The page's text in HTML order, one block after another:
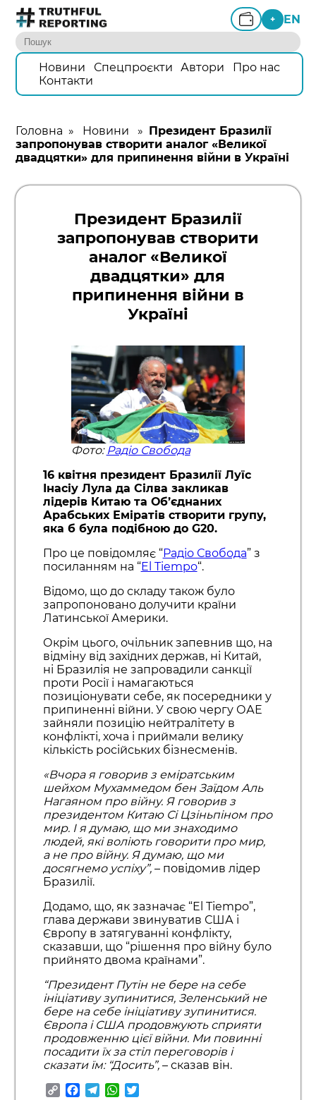
+ EN
Новини Спецпроєкти Автори
Про нас
Контакти
Головна » Новини » Президент Бразилії
запропонував створити аналог «Великої
двадцятки» для припинення війни в Україні
Президент Бразилії
запропонував створити
аналог «Великої
двадцятки» для
припинення війни в
Україні
Фото: Радіо Свобода
16 квітня президент Бразилії Луїс
Інасіу Лула да Сілва закликав
лідерів Китаю та Об’єднаних
Арабських Еміратів створити групу,
яка б була подібною до G20.
Про це повідомляє “Радіо Свобода” з
посиланням на “El Tiempo“.
Відомо, що до складу також було
запропоновано долучити країни
Латинської Америки.
Окрім цього, очільник запевнив що, на
відміну від західних держав, ні Китай,
ні Бразилія не запровадили санкції
проти Росії і намагаються
позиціонувати себе, як посередники у
припиненні війни. У свою чергу ОАЕ
зайняли позицію нейтралітету в
конфлікті, хоча і приймали велику
кількість російських бізнесменів.
«Вчора я говорив з еміратським
шейхом Мухаммедом бен Заїдом Аль
Нагаяном про війну. Я говорив з
президентом Китаю Сі Цзіньпіном про
мир. І я думаю, що ми знаходимо
людей, які воліють говорити про мир,
а не про війну. Я думаю, що ми
досягнемо успіху”, – повідомив лідер
Бразилії.
Додамо, що, як зазначає “El Tiempo”,
глава держави звинуватив США і
Європу в затягуванні конфлікту,
сказавши, що “рішення про війну було
прийнято двома країнами”.
“Президент Путін не бере на себе
ініціативу зупинитися, Зеленський не
бере на себе ініціативу зупинитися.
Європа і США продовжують сприяти
продовженню цієї війни. Ми повинні
посадити їх за стіл переговорів і
сказати їм: “Досить”, – сказав він.
CopyFacebook
TelegramWhatsApp